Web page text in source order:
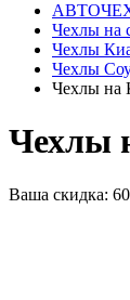
Чехлы на
Чехлы
Чехлы
Чехлы на
Чехлы
Ваша скидка: